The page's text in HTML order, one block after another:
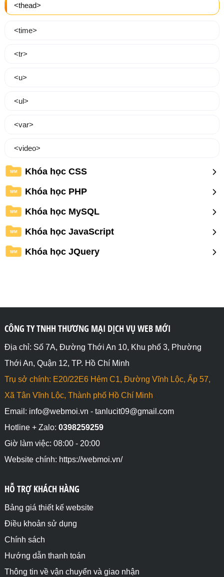
<thead>
<time>
<tr>
<u>
<ul>
<var>
<video>
WM Khóa học CSS
WM Khóa học PHP
WM Khóa học MySQL
WM Khóa học JavaScript
WM Khóa học JQuery
CÔNG TY TNHH THƯƠNG MẠI DỊCH VỤ WEB MỚI
Địa chỉ: Số 7A, Đường Thới An 10, Khu phố 3, Phường
Thới An, Quận 12, TP. Hồ Chí Minh
Trụ sở chính: E20/22E6 Hẻm C1, Đường Vĩnh Lộc, Ấp 57,
Xã Tân Vĩnh Lộc, Thành phố Hồ Chí Minh
Email: info@webmoi.vn - tanlucit09@gmail.com
Hotline + Zalo: 0398259259
Giờ làm việc: 08:00 - 20:00
Website chính: https://webmoi.vn/
HỖ TRỢ KHÁCH HÀNG
Bảng giá thiết kế website
Điều khoản sử dụng
Chính sách
Hướng dẫn thanh toán
Thông tin về vận chuyển và giao nhận